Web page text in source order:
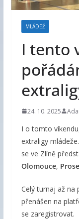
MLÁDEŽ
I tento
24. 10. 2025
I o tomto
extraligy
se ve Zlíně
Olomouce,
Celý turnaj až na
přenášen na
se zaregistrovat.